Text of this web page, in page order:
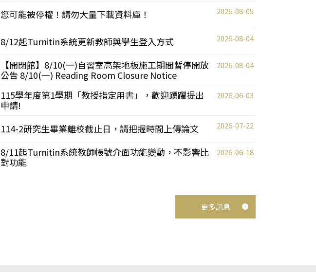
您可能被停權！請勿大量下載資料庫！ 2026-08-05
8/12起Turnitin系統更新教師與學生登入方式 2026-08-04
【開閉館】8/10(一)自習室高架地板施工期間暫停開放
公告 8/10(一) Reading Room Closure Notice
2026-08-04
115學年度第1學期「教授指定用書」，歡迎踴躍提出
申請!
2026-06-03
114-2研究生畢業離校截止日，請把握時間上傳論文 2026-07-22
8/11起Turnitin系統教師帳號介面功能變動，不影響比
對功能
2026-06-18
更多訊息